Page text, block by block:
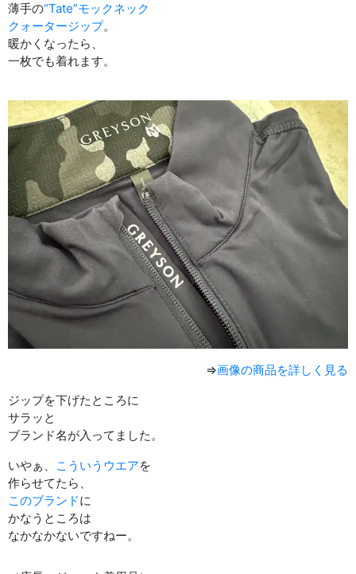
薄手の“Tate”モックネック
クォータージップ。
暖かくなったら、
一枚でも着れます。
⇒画像の商品を詳しく見る
ジップを下げたところに
サラッと
ブランド名が入ってました。
いやぁ、
こういうウエアを
作らせてたら、
このブランドに
かなうところは
なかなかないですねー。